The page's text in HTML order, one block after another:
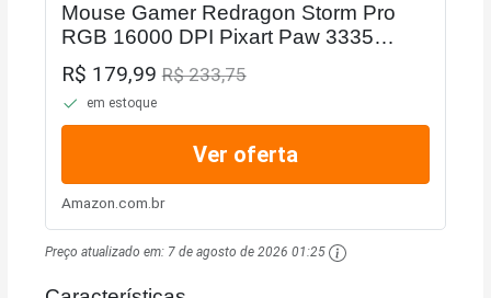
Mouse Gamer Redragon Storm Pro
RGB 16000 DPI Pixart Paw 3335
Wireless Preto - M808-KS
R$ 179,99R$ 233,75
em estoque
Ver oferta
Amazon.com.br
Preço atualizado em: 7 de agosto de 2026 01:25